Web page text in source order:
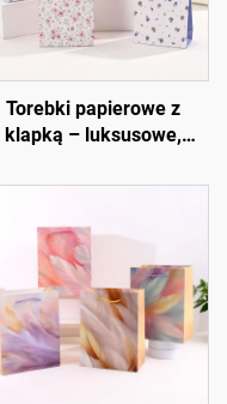
Torebki papierowe z
klapką – luksusowe,
pełni konfigurowalne